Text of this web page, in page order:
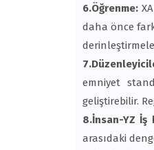
6.Öğrenme:
daha önce
emniyet
geliştirebilir.
8.İnsan-YZ İş
arasıdaki